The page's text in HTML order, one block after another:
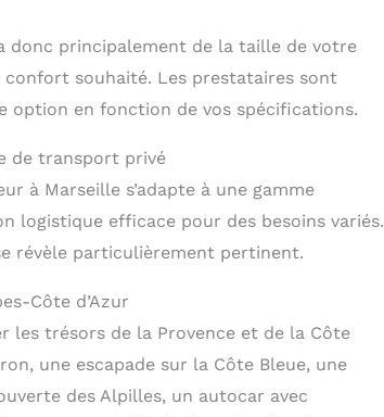
donc principalement de la taille de votre
souhaité. Les prestataires sont
option en fonction de vos spécifications.
de transport privé
à Marseille s’adapte à une gamme
logistique efficace pour des besoins variés.
révèle particulièrement pertinent.
Côte d’Azur
les trésors de la Provence et de la Côte
une escapade sur la Côte Bleue, une
des Alpilles, un autocar avec